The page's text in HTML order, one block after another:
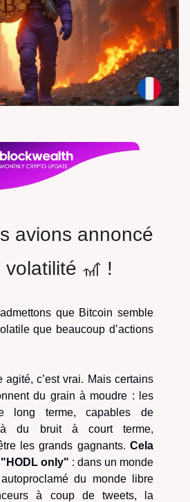
avions annoncé
volatilité 🎢 !
que Bitcoin semble
que beaucoup d’actions
agité, c’est vrai. Mais certains
du grain à moudre : les
long terme, capables de
du bruit à court terme,
les grands gagnants. Cela
only" : dans un monde
du monde libre
à coup de tweets, la